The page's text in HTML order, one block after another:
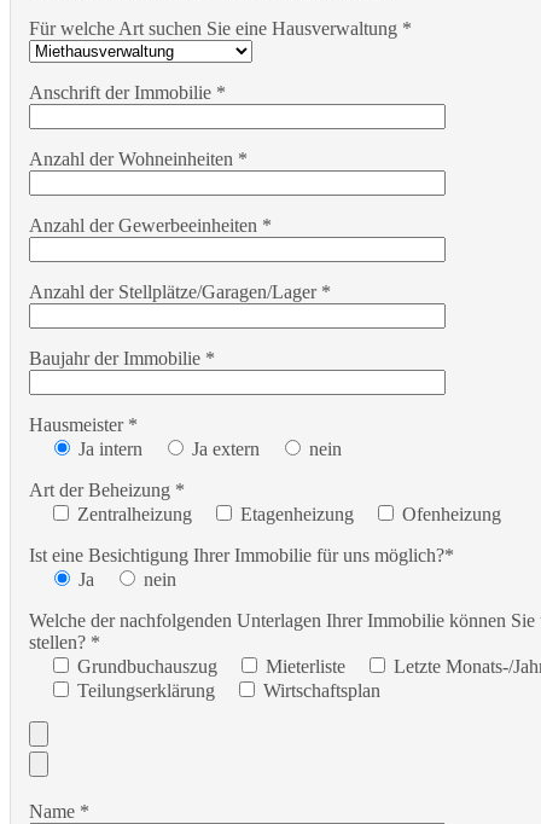
Für welche Art suchen Sie eine Hausverwaltung *
Anschrift der Immobilie *
Anzahl der Wohneinheiten *
Anzahl der Gewerbeeinheiten *
Anzahl der Stellplätze/Garagen/Lager *
Baujahr der Immobilie *
Hausmeister *
Ja intern
Ja extern
nein
Art der Beheizung *
Zentralheizung
Etagenheizung
Ofenheizung
Ist eine Besichtigung Ihrer Immobilie für uns möglich?*
Ja
nein
Welche der nachfolgenden Unterlagen Ihrer Immobilie können
stellen? *
Grundbuchauszug
Mieterliste
Letzte Monats-/
Teilungserklärung
Wirtschaftsplan
Name *